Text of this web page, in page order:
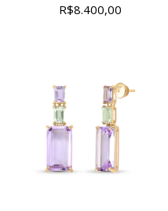
R$8.400,00